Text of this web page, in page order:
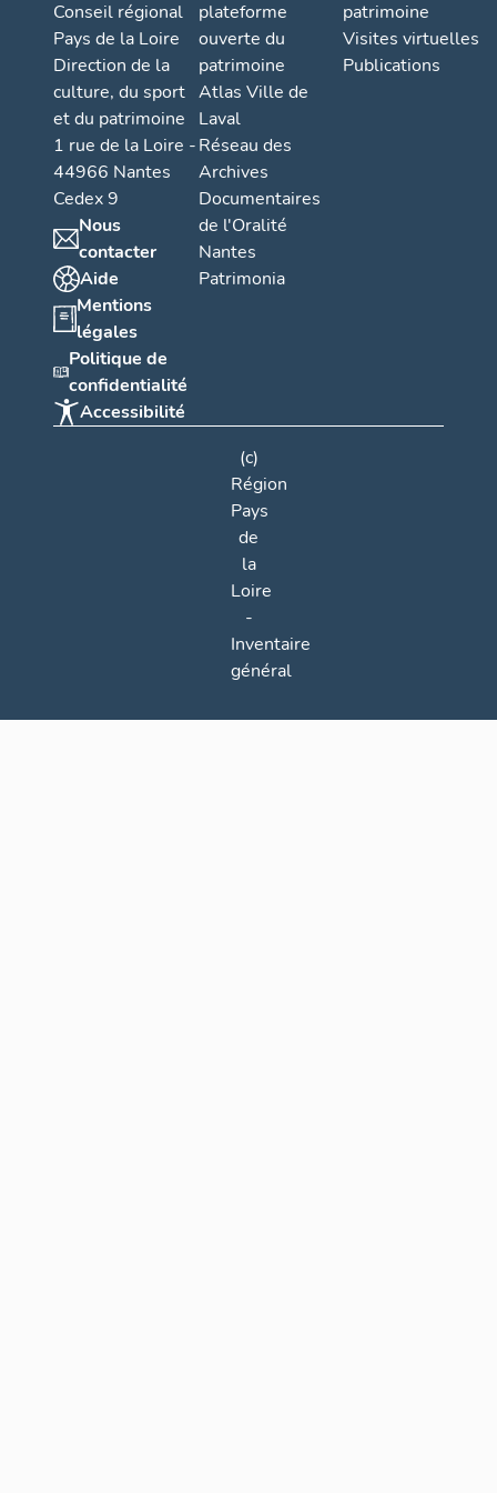
Conseil régional
Pays de la Loire
Direction de la
culture, du sport
et du patrimoine
1 rue de la Loire -
44966 Nantes
Cedex 9
Nous
contacter
Aide
Mentions
légales
Politique de
confidentialité
Accessibilité
plateforme
ouverte du
patrimoine
Atlas Ville de
Laval
Réseau des
Archives
Documentaires
de l'Oralité
Nantes
Patrimonia
patrimoine
Visites virtuelles
Publications
(c)
Région
Pays
de
la
Loire
-
Inventaire
général